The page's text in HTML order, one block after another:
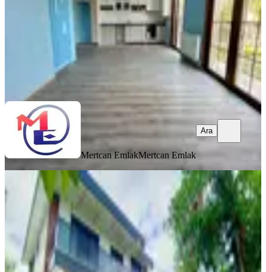
125.000 ₺
Mertcan EmlakMertcan Emlak
Mertcan EmlakMertcan Emlak
Ara
SIFIR BİNA
Şilede Denize 500m 5+1 Bahçeli
Müstakil Villa
Şile, Sahilköy Mahallesi
·240 m² ·02.08.2026
67.000 ₺